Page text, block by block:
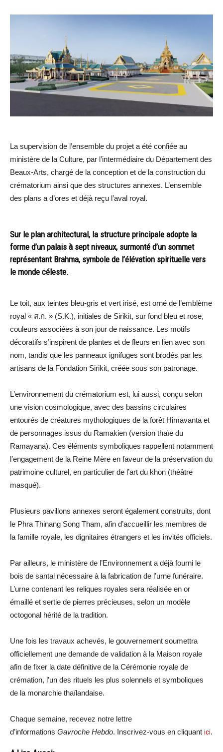
La supervision de l’ensemble du projet a été confiée au
ministère de la Culture, par l’intermédiaire du Département des
Beaux-Arts, chargé de la conception et de la construction du
crématorium ainsi que des structures annexes. L’ensemble
des plans a d’ores et déjà reçu l’aval royal.
Sur le plan architectural, la structure principale adopte la
forme d’un palais à sept niveaux, surmonté d’un sommet
représentant Brahma, symbole de l’élévation spirituelle vers
le monde céleste.
Le toit, aux teintes bleu-gris et vert irisé, est orné de l’emblème
royal « ส.ก. » (S.K.), initiales de Sirikit, sur fond bleu et rose,
couleurs associées à son jour de naissance. Les motifs
décoratifs s’inspirent de plantes et de fleurs en lien avec son
nom, tandis que les panneaux ignifuges sont brodés par les
artisans de la Fondation Sirikit, créée sous son patronage.
L’environnement du crématorium est, lui aussi, conçu selon
une vision cosmologique, avec des bassins circulaires
entourés de créatures mythologiques de la forêt Himavanta et
de personnages issus du Ramakien (version thaïe du
Ramayana). Ces éléments symboliques rappellent notamment
l’engagement de la Reine Mère en faveur de la préservation du
patrimoine culturel, en particulier de l’art du khon (théâtre
masqué).
Plusieurs pavillons annexes seront également construits, dont
le Phra Thinang Song Tham, afin d’accueillir les membres de
la famille royale, les dignitaires étrangers et les invités officiels.
Par ailleurs, le ministère de l’Environnement a déjà fourni le
bois de santal nécessaire à la fabrication de l’urne funéraire.
L’urne contenant les reliques royales sera réalisée en or
émaillé et sertie de pierres précieuses, selon un modèle
octogonal hérité de la tradition.
Une fois les travaux achevés, le gouvernement soumettra
officiellement une demande de validation à la Maison royale
afin de fixer la date définitive de la Cérémonie royale de
crémation, l’un des rituels les plus solennels et symboliques
de la monarchie thaïlandaise.
Chaque semaine, recevez notre lettre
d’informations Gavroche Hebdo. Inscrivez-vous en cliquant ici.